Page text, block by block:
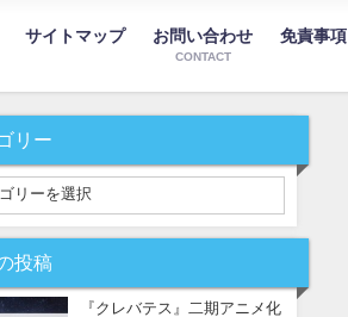
サイトマップ お問い合わせ
CONTACT
免責事項
リー
投稿
『クレバテス』二期アニメ化